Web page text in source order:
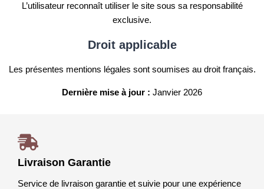
L’utilisateur reconnaît utiliser le site sous sa responsabilité
exclusive.
Droit applicable
Les présentes mentions légales sont soumises au droit français.
Dernière mise à jour : Janvier 2026
Livraison Garantie
Service de livraison garantie et suivie pour une expérience